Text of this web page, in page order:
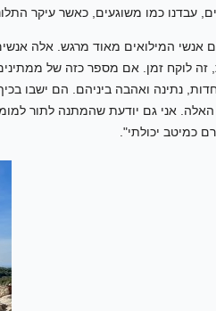
זה לוקח זמן. אם מספר כזה של
נתינה ואהבה ביניהם. הם ישבו
אני גם יודעת שהמתנה לתור
כמיטב יכולתי".